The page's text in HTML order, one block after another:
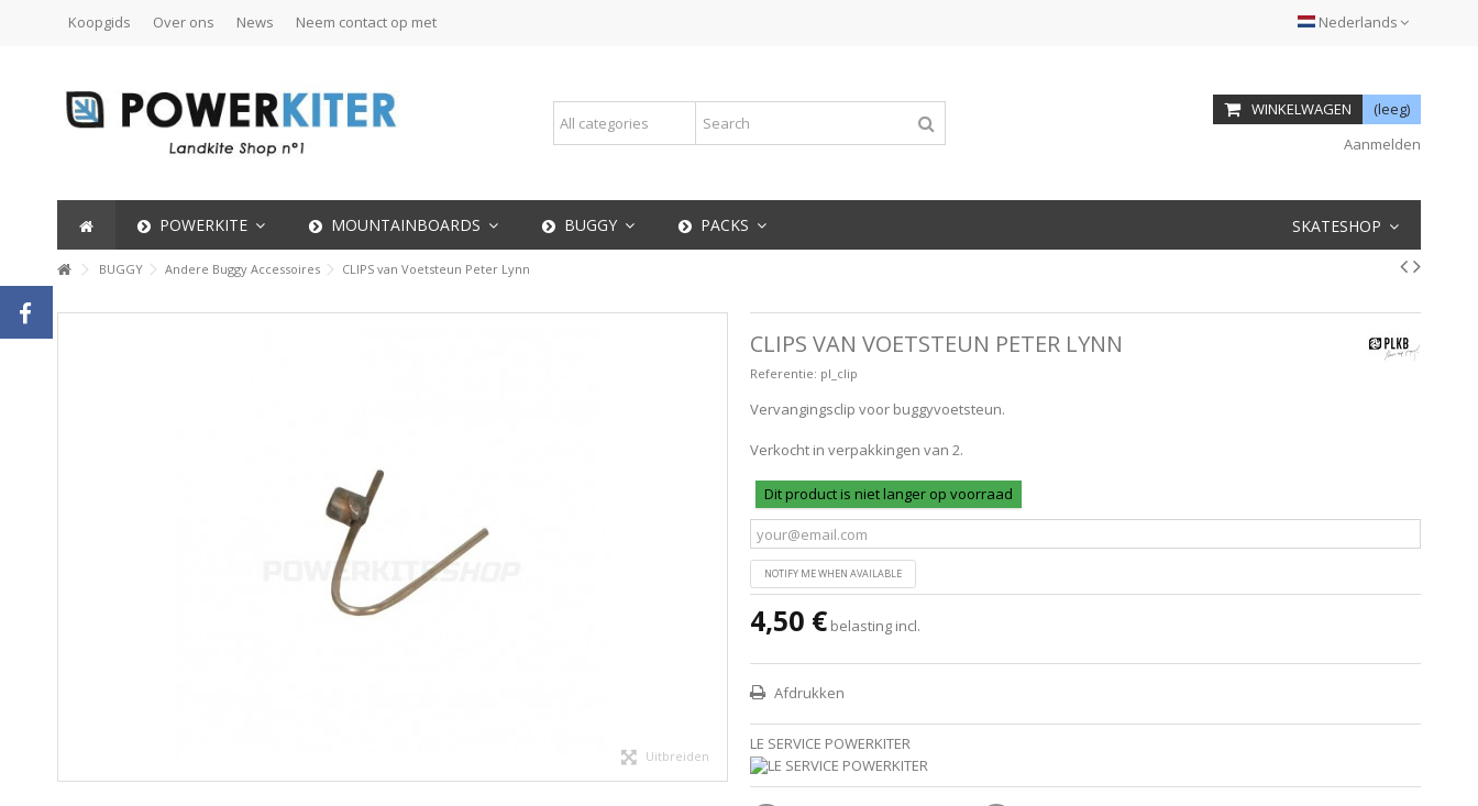
Nederlands
Koopgids Over ons News Neem contact op met
WINKELWAGEN
(leeg)
Aanmelden
POWERKITE MOUNTAINBOARDS BUGGY PACKS SKATESHOP
BUGGY Andere Buggy Accessoires CLIPS van Voetsteun Peter Lynn
Uitbreiden
CLIPS VAN VOETSTEUN PETER LYNN
Referentie: pl_clip
Vervangingsclip voor buggyvoetsteun.
Verkocht in verpakkingen van 2.
Dit product is niet langer op voorraad
NOTIFY ME WHEN AVAILABLE
4,50 € belasting incl.
Afdrukken
LE SERVICE POWERKITER